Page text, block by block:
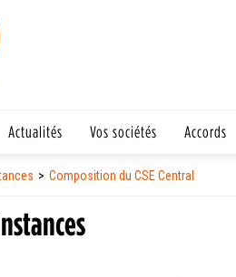
Actualités Vos sociétés Accords
Composition du CSE Central